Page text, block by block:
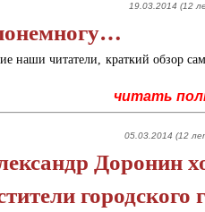
19.03.2014 (12
наши читатели, краткий обзор
читать
05.03.2014 (12
Доронин
городского